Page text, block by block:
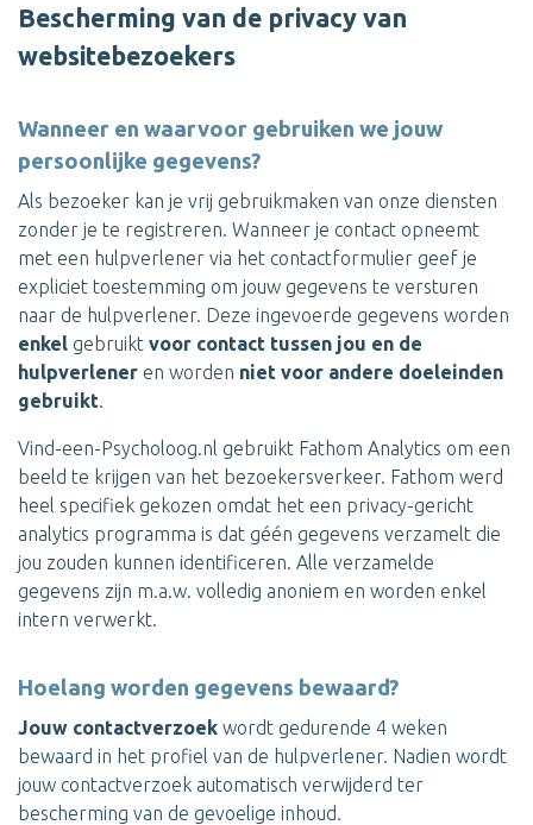
Bescherming van de privacy van
websitebezoekers
Wanneer en waarvoor gebruiken we jouw
persoonlijke gegevens?
Als bezoeker kan je vrij gebruikmaken van onze diensten
zonder je te registreren. Wanneer je contact opneemt
met een hulpverlener via het contactformulier geef je
expliciet toestemming om jouw gegevens te versturen
naar de hulpverlener. Deze ingevoerde gegevens worden
enkel gebruikt voor contact tussen jou en de
hulpverlener en worden niet voor andere doeleinden
gebruikt.
Vind-een-Psycholoog.nl gebruikt Fathom Analytics om een
beeld te krijgen van het bezoekersverkeer. Fathom werd
heel specifiek gekozen omdat het een privacy-gericht
analytics programma is dat géén gegevens verzamelt die
jou zouden kunnen identificeren. Alle verzamelde
gegevens zijn m.a.w. volledig anoniem en worden enkel
intern verwerkt.
Hoelang worden gegevens bewaard?
Jouw contactverzoek wordt gedurende 4 weken
bewaard in het profiel van de hulpverlener. Nadien wordt
jouw contactverzoek automatisch verwijderd ter
bescherming van de gevoelige inhoud.